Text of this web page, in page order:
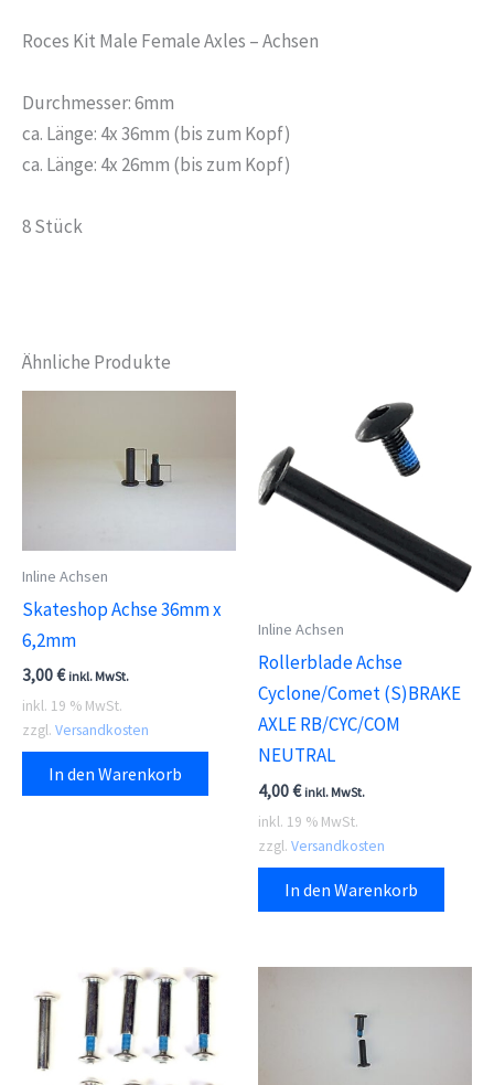
Roces Kit Male Female Axles – Achsen
Durchmesser: 6mm
ca. Länge: 4x 36mm (bis zum Kopf)
ca. Länge: 4x 26mm (bis zum Kopf)
8 Stück
Ähnliche Produkte
Inline Achsen
Skateshop Achse 36mm x
6,2mm
3,00€ inkl. MwSt.
inkl. 19 % MwSt.
zzgl. Versandkosten
In den Warenkorb
Inline Achsen
Rollerblade Achse
Cyclone/Comet (S)BRAKE
AXLE RB/CYC/COM
NEUTRAL
4,00€ inkl. MwSt.
inkl. 19 % MwSt.
zzgl. Versandkosten
In den Warenkorb